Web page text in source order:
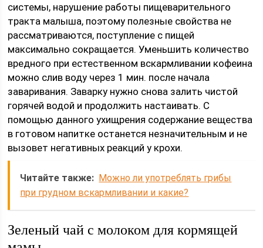
системы, нарушение работы пищеварительного
тракта малыша, поэтому полезные свойства не
рассматриваются, поступление с пищей
максимально сокращается. Уменьшить количество
вредного при естественном вскармливании кофеина
можно слив воду через 1 мин. после начала
заваривания. Заварку нужно снова залить чистой
горячей водой и продолжить настаивать. С
помощью данного ухищрения содержание вещества
в готовом напитке останется незначительным и не
вызовет негативных реакций у крохи.
Читайте также: Можно ли употреблять грибы
при грудном вскармливании и какие?
Зеленый чай с молоком для кормящей